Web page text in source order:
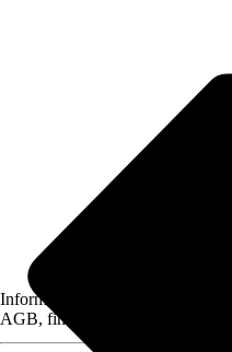
Informationen des Verkäufers,
AGB, finden Sie bei Klick auf